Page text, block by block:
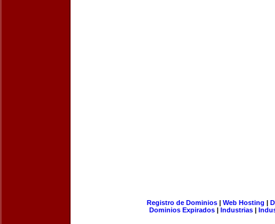
Registro de Dominios| Web Hosting |
Dominios Expirados | Industrias |